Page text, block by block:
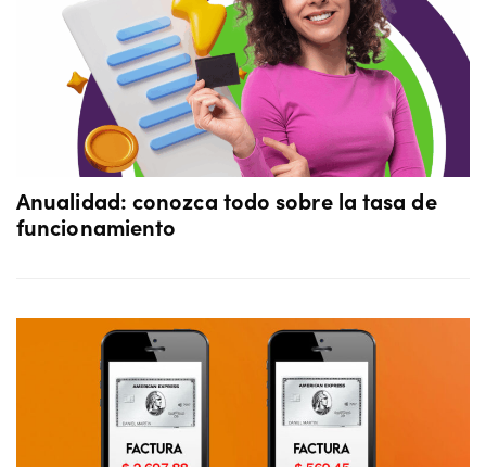
Anualidad: conozca todo sobre la tasa de
funcionamiento